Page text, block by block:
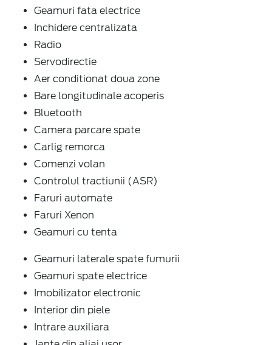
Geamuri fata electrice
Inchidere centralizata
Radio
Servodirectie
Aer conditionat doua zone
Bare longitudinale acoperis
Bluetooth
Camera parcare spate
Carlig remorca
Comenzi volan
Controlul tractiunii (ASR)
Faruri automate
Faruri Xenon
Geamuri cu tenta
Geamuri laterale spate fumurii
Geamuri spate electrice
Imobilizator electronic
Interior din piele
Intrare auxiliara